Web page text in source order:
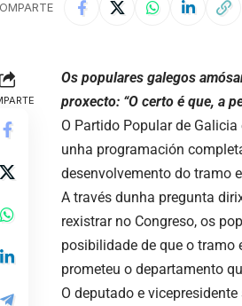
Os populares galegos
proxecto: “O certo é que, a
O Partido Popular de
unha programación
desenvolvemento do tramo
A través dunha pregunta
rexistrar no Congreso, os
posibilidade de que o tramo
prometeu o departamento
O deputado e